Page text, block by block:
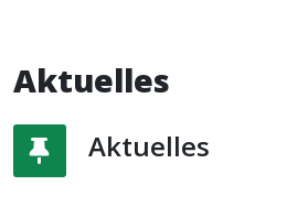
Aktuelles
Aktuelles